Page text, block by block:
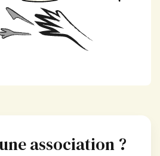
association ?